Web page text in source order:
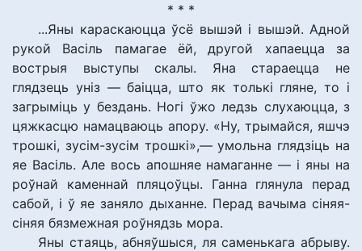
* * *
...Яны караскаюцца ўсё вышэй і вышэй. Адной
рукой Васіль памагае ёй, другой хапаецца за
вострыя выступы скалы. Яна стараецца не
глядзець уніз — баіцца, што як толькі гляне, то і
загрыміць у бездань. Ногі ўжо ледзь слухаюцца, з
цяжкасцю намацваюць апору. «Ну, трымайся, яшчэ
трошкі, зусім-зусім трошкі»,— умольна глядзіць на
яе Васіль. Але вось апошняе намаганне — і яны на
роўнай каменнай пляцоўцы. Ганна глянула перад
сабой, і ў яе заняло дыханне. Перад вачыма сіняя-
сіняя бязмежная роўнядзь мора.
Яны стаяць, абняўшыся, ля саменькага абрыву.